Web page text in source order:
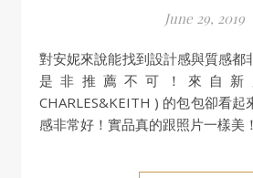
June 29, 2019
對安妮來說能找到設計感與質感都非常好的平價單品可
是非推薦不可！來自新
CHARLES&KEITH ) 的包包卻看起
感非常好！實品真的跟照片一樣美！